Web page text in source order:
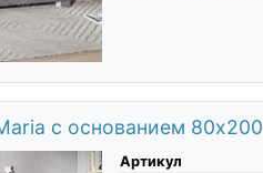
с основанием 80х200
Артикул